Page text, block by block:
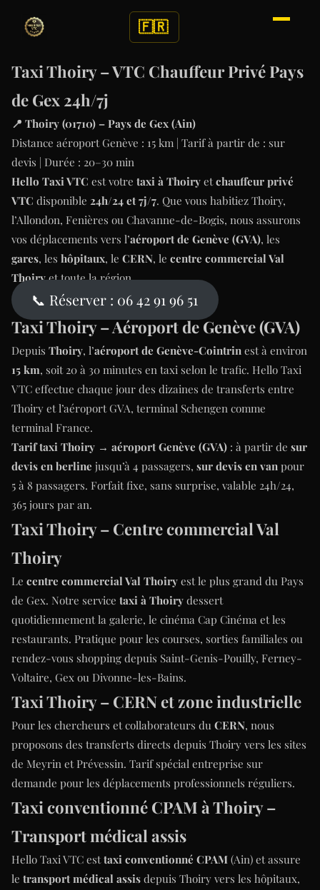
🇫🇷
Taxi Thoiry – VTC Chauffeur Privé Pays
de Gex 24h/7j
📍 Thoiry (01710) – Pays de Gex (Ain)
Distance aéroport Genève : 15 km | Tarif à partir de : sur
devis | Durée : 20–30 min
Hello Taxi VTC est votre taxi à Thoiry etchauffeur privé
VTC disponible 24h/24 et 7j/7. Que vous habitiez Thoiry,
l’Allondon, Fenières ou Chavanne-de-Bogis, nous assurons
vos déplacements vers l’aéroport de Genève (GVA), les
gares, les hôpitaux, le CERN, le centre commercial Val
Thoiryet toute la région.
📞 Réserver : 06 42 91 96 51
Taxi Thoiry – Aéroport de Genève (GVA)
Depuis Thoiry, l’aéroport de Genève-Cointrin est à environ
15 km, soit 20 à 30 minutes en taxi selon le trafic. Hello Taxi
VTC effectue chaque jour des dizaines de transferts entre
Thoiry et l’aéroport GVA, terminal Schengen comme
terminal France.
Tarif taxi Thoiry → aéroport Genève (GVA) : à partir de sur
devis en berline jusqu’à 4 passagers, sur devis en van pour
5 à 8 passagers. Forfait fixe, sans surprise, valable 24h/24,
365 jours par an.
Taxi Thoiry – Centre commercial Val
Thoiry
Le centre commercial Val Thoiry est le plus grand du Pays
de Gex. Notre service taxi à Thoiry dessert
quotidiennement la galerie, le cinéma Cap Cinéma et les
restaurants. Pratique pour les courses, sorties familiales ou
rendez-vous shopping depuis Saint-Genis-Pouilly, Ferney-
Voltaire, Gex ou Divonne-les-Bains.
Taxi Thoiry – CERN et zone industrielle
Pour les chercheurs et collaborateurs du CERN, nous
proposons des transferts directs depuis Thoiry vers les sites
de Meyrin et Prévessin. Tarif spécial entreprise sur
demande pour les déplacements professionnels réguliers.
Taxi conventionné CPAM à Thoiry –
Transport médical assis
Hello Taxi VTC esttaxi conventionné CPAM (Ain) et assure
le transport médical assis depuis Thoiry vers les hôpitaux,